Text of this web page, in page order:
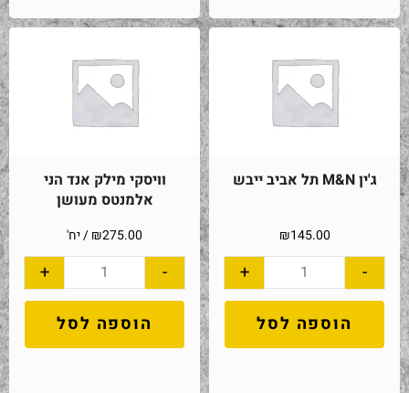
ג'ין M&N תל אביב ייבש
₪145.00
-
+
הוספה לסל
וויסקי מילק אנד הני
אלמנטס מעושן
₪275.00 / יח'
-
+
הוספה לסל